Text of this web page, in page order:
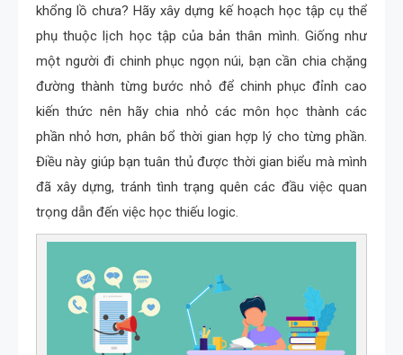
khổng lồ chưa? Hãy xây dựng kế hoạch học tập cụ thể
phụ thuộc lịch học tập của bản thân mình. Giống như
một người đi chinh phục ngọn núi, bạn cần chia chặng
đường thành từng bước nhỏ để chinh phục đỉnh cao
kiến thức nên hãy chia nhỏ các môn học thành các
phần nhỏ hơn, phân bổ thời gian hợp lý cho từng phần.
Điều này giúp bạn tuân thủ được thời gian biểu mà mình
đã xây dựng, tránh tình trạng quên các đầu việc quan
trọng dẫn đến việc học thiếu logic.